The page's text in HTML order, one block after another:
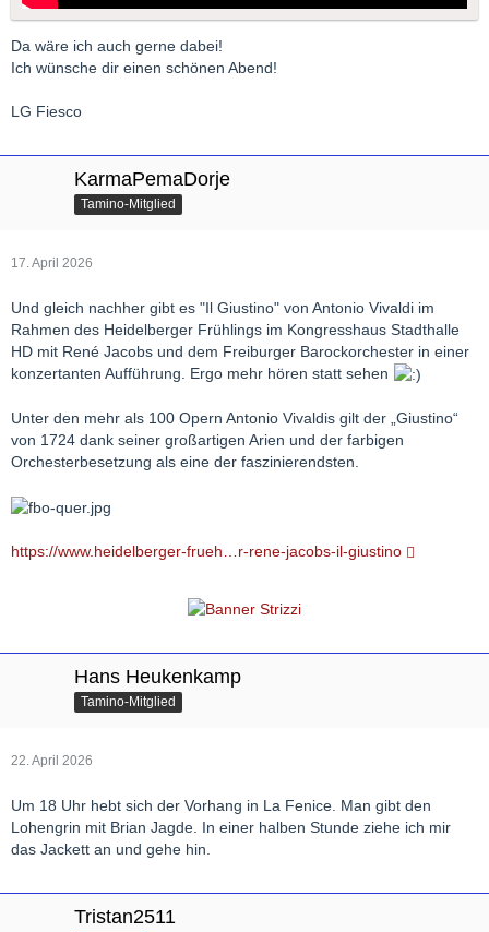
Da wäre ich auch gerne dabei!
Ich wünsche dir einen schönen Abend!
LG Fiesco
KarmaPemaDorje
Tamino-Mitglied
17. April 2026
Und gleich nachher gibt es "Il Giustino" von Antonio Vivaldi im
Rahmen des Heidelberger Frühlings im Kongresshaus Stadthalle
HD mit René Jacobs und dem Freiburger Barockorchester in einer
konzertanten Aufführung. Ergo mehr hören statt sehen
Unter den mehr als 100 Opern Antonio Vivaldis gilt der „Giustino“
von 1724 dank seiner großartigen Arien und der farbigen
Orchesterbesetzung als eine der faszinierendsten.
https://www.heidelberger-frueh…r-rene-jacobs-il-giustino
Hans Heukenkamp
Tamino-Mitglied
22. April 2026
Um 18 Uhr hebt sich der Vorhang in La Fenice. Man gibt den
Lohengrin mit Brian Jagde. In einer halben Stunde ziehe ich mir
das Jackett an und gehe hin.
Tristan2511